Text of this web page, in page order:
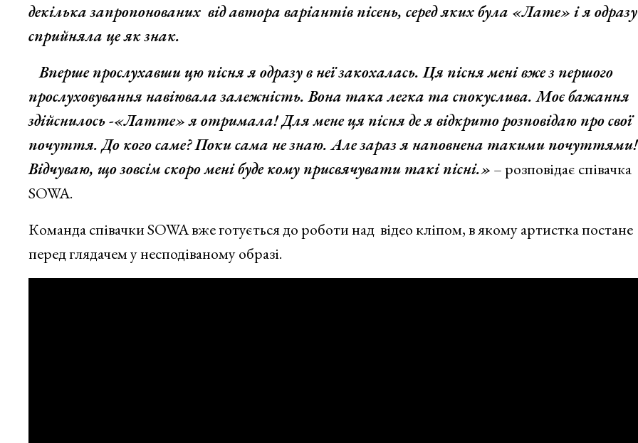
декілька запропонованих від автора варіантів пісень, серед яких була «Лате» і я одразу
сприйняла це як знак.
Вперше прослухавши цю пісня я одразу в неї закохалась. Ця пісня мені вже з першого
прослуховування навіювала залежність. Вона така легка та спокуслива. Моє бажання
здійснилось -«Латте» я отримала! Для мене ця пісня де я відкрито розповідаю про свої
почуття. До кого саме? Поки сама не знаю. Але зараз я наповнена такими почуттями!
Відчуваю, що зовсім скоро мені буде кому присвячувати такі пісні.» – розповідає співачка
SOWA.
Команда співачки SOWA вже готується до роботи над відео кліпом, в якому артистка постане
перед глядачем у несподіваному образі.